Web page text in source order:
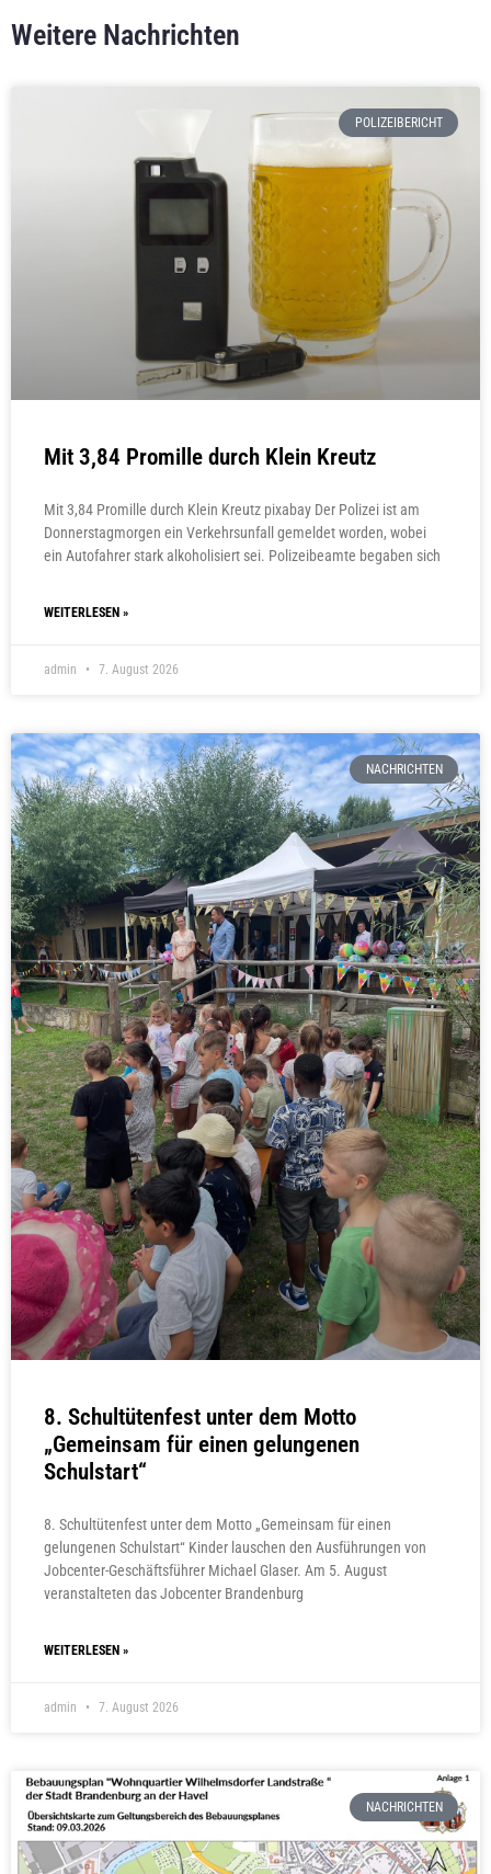
Weitere Nachrichten
POLIZEIBERICHT
Mit 3,84 Promille durch Klein Kreutz
Mit 3,84 Promille durch Klein Kreutz pixabay Der Polizei ist am
Donnerstagmorgen ein Verkehrsunfall gemeldet worden, wobei
ein Autofahrer stark alkoholisiert sei. Polizeibeamte begaben sich
WEITERLESEN »
admin 7. August 2026
NACHRICHTEN
8. Schultütenfest unter dem Motto
„Gemeinsam für einen gelungenen
Schulstart“
8. Schultütenfest unter dem Motto „Gemeinsam für einen
gelungenen Schulstart“ Kinder lauschen den Ausführungen von
Jobcenter-Geschäftsführer Michael Glaser. Am 5. August
veranstalteten das Jobcenter Brandenburg
WEITERLESEN »
admin 7. August 2026
NACHRICHTEN